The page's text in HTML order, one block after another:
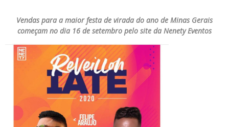
Vendas para a maior festa de virada do ano de Minas Gerais
começam no dia 16 de setembro pelo site da Nenety Eventos